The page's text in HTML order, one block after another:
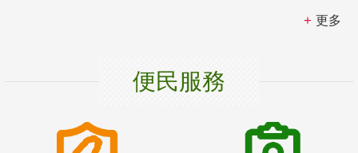
更多
便民服務